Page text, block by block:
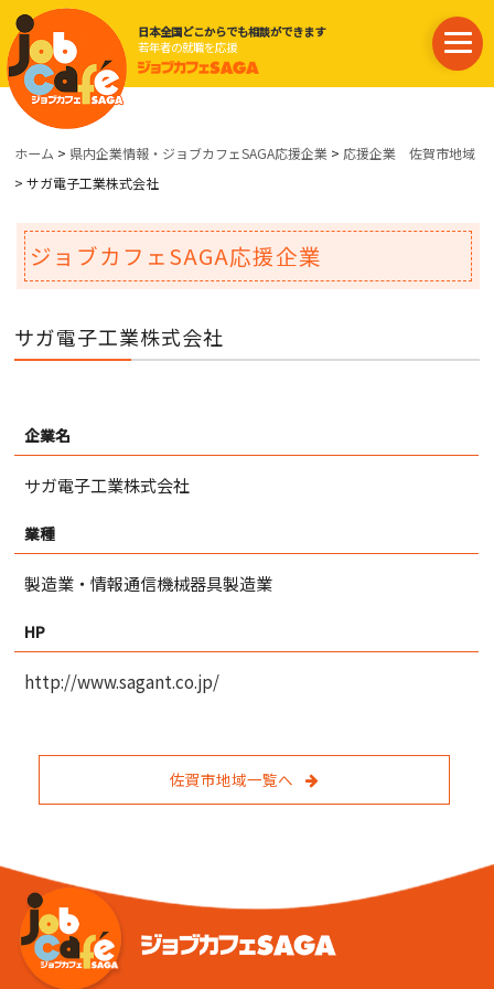
日本全国どこからでも相談ができます
若年者の就職を応援
ホーム > 県内企業情報・ジョブカフェSAGA応援企業 > 応援企業 佐賀市地域
> サガ電子工業株式会社
ジョブカフェSAGA応援企業
サガ電子工業株式会社
企業名
サガ電子工業株式会社
業種
製造業・情報通信機械器具製造業
HP
http://www.sagant.co.jp/
佐賀市地域一覧へ